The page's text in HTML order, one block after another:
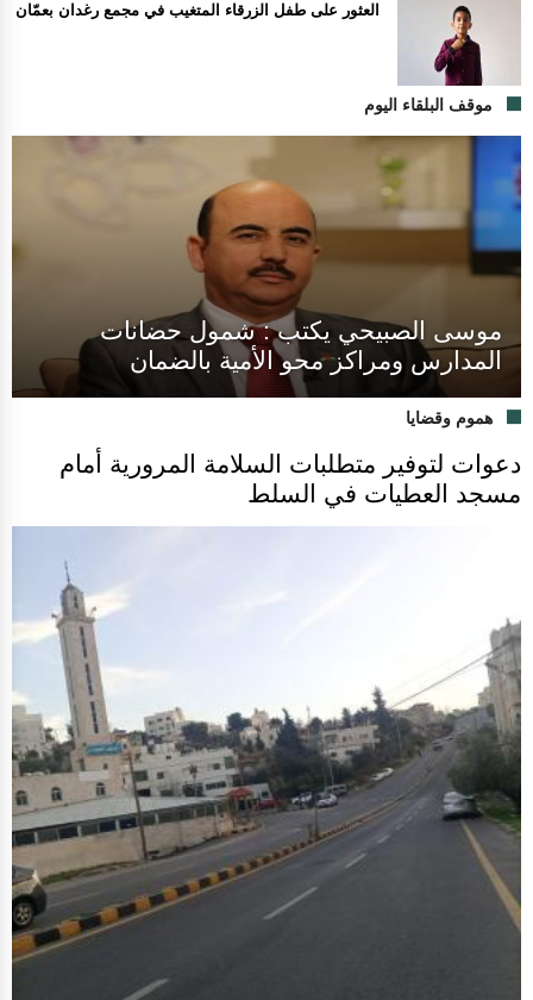
العثور على طفل الزرقاء المتغيب في مجمع رغدان بعمّان
موقف البلقاء اليوم
موسى الصبيحي يكتب : شمول حضانات
المدارس ومراكز محو الأمية بالضمان
هموم وقضايا
دعوات لتوفير متطلبات السلامة المرورية أمام
مسجد العطيات في السلط